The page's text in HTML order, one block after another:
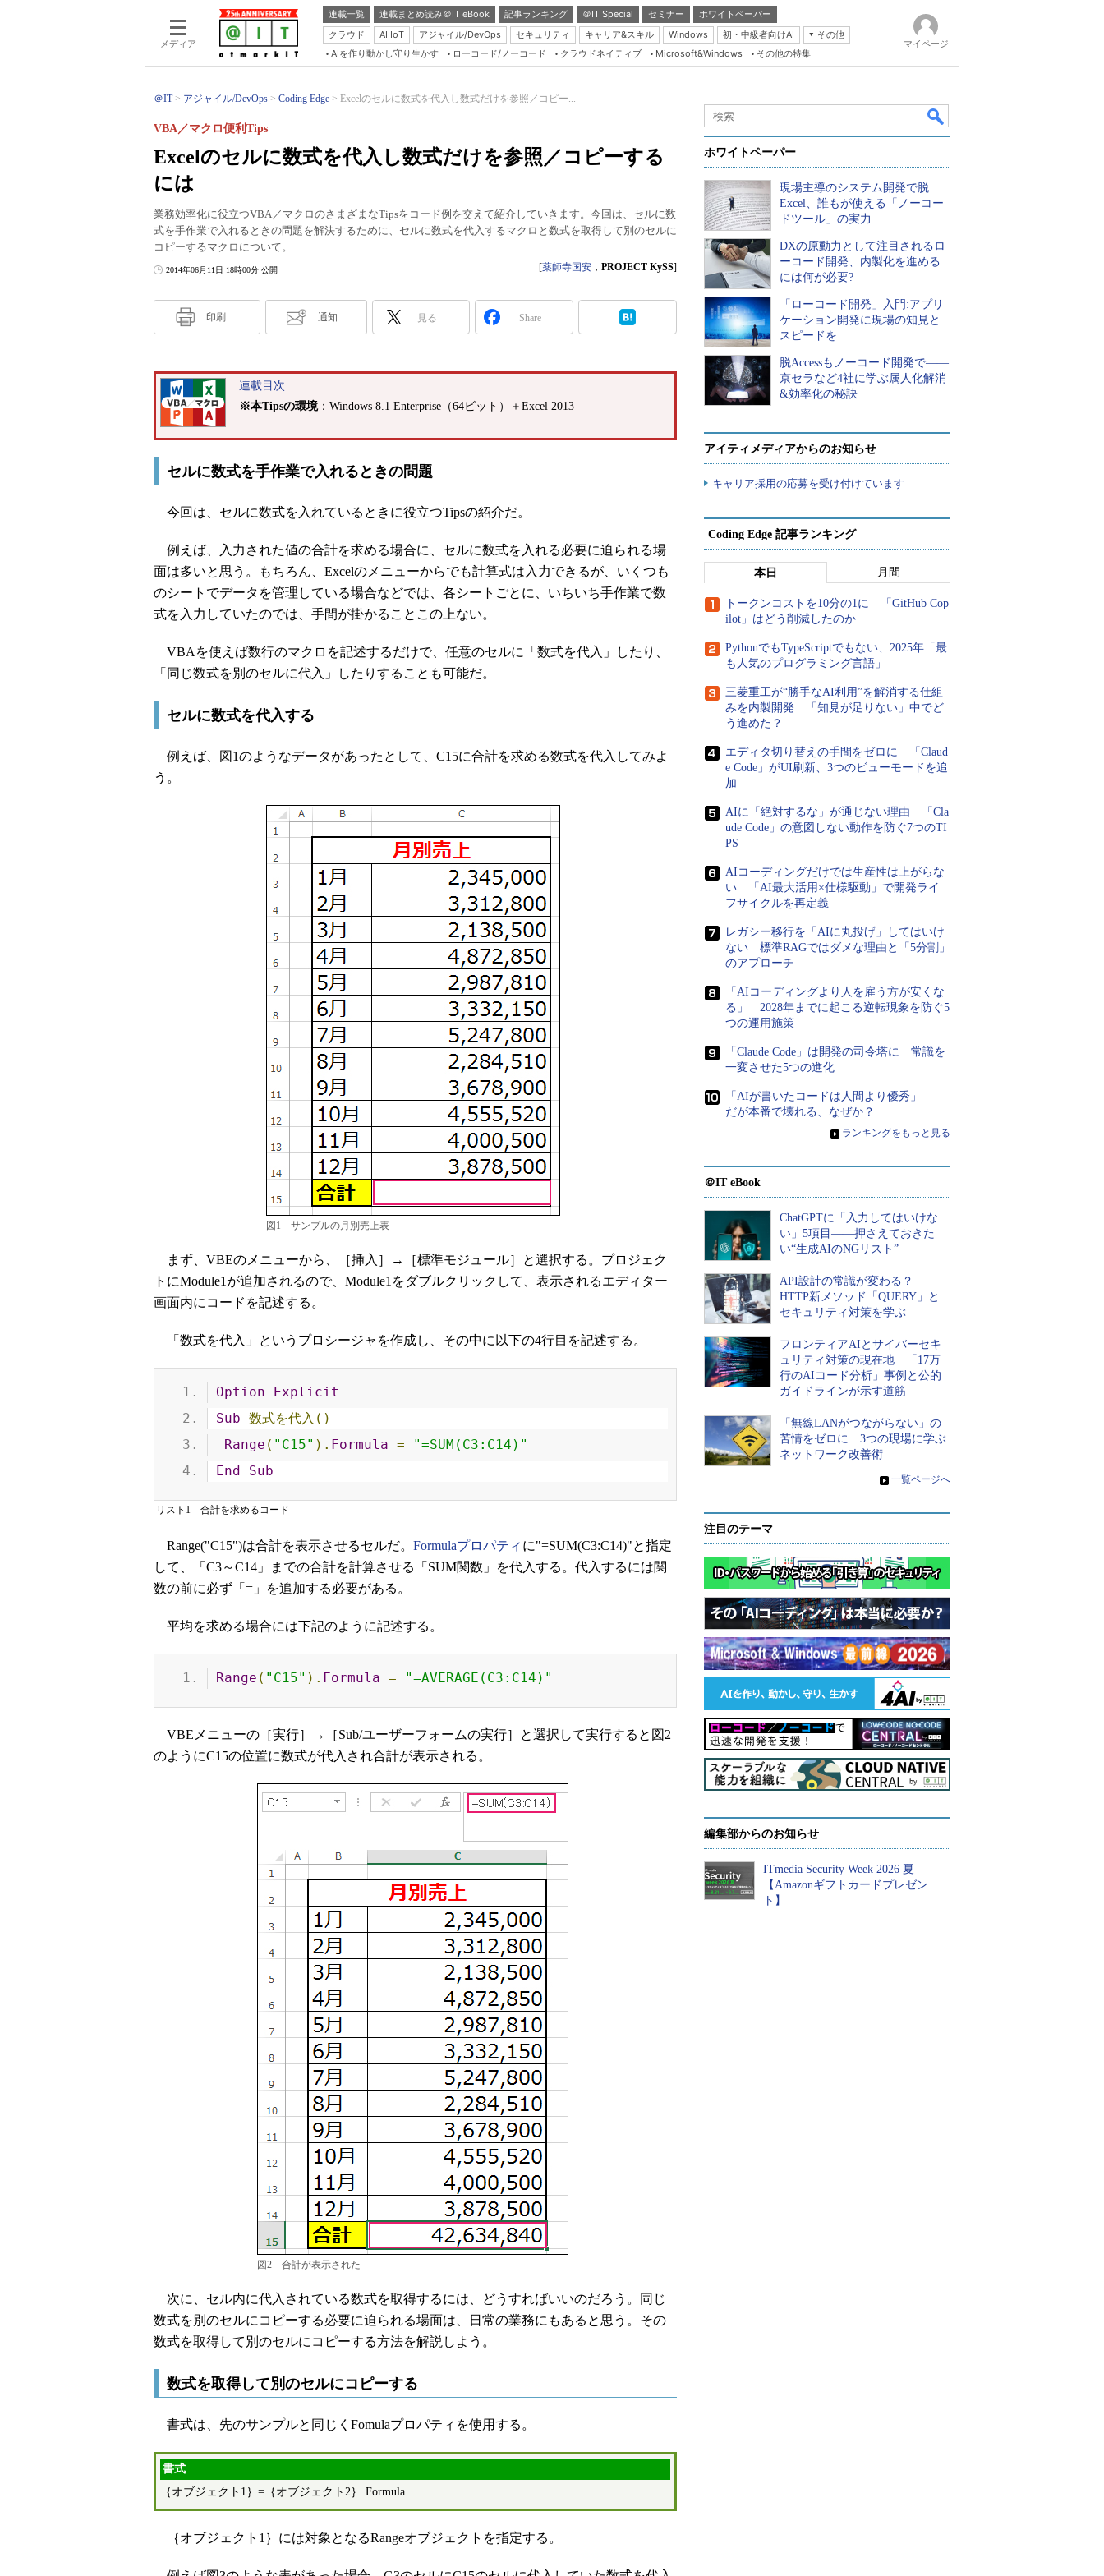
メディア
連載一覧 連載まとめ読み＠IT eBook 記事ランキング ＠IT Special セミナー
ホワイトペーパー
クラウド
AI IoT アジャイル/DevOps セキュリティ キャリア&スキル Windows 初・中級者向けAI
その他
Server & Storage
Java Agile
Database Expert
Linux ＆ OSS
Master of IP Network
Security & Trust
Test & Tools
AIを作り動かし守り生かす ローコード/ノーコード クラウドネイティブ Microsoft&Windows その他の特集
マイページ
＠IT アジャイル/DevOps Coding Edge Excelのセルに数式を代入し数式だけを参照／コピー...
Excelのセルに数式を代入し数式だけを参照／コピーする
には
VBA／マクロ便利Tips
業務効率化に役立つVBA／マクロのさまざまなTipsをコード例を交えて紹介していきます。今回は、セルに数
式を手作業で入れるときの問題を解決するために、セルに数式を代入するマクロと数式を取得して別のセルに
コピーするマクロについて。
2014年06月11日 18時00分 公開 [薬師寺国安 ， PROJECT KySS]
印刷 通知 見る Share
連載目次
※本Tipsの環境：Windows 8.1 Enterprise（64ビット）＋Excel 2013
セルに数式を手作業で入れるときの問題
今回は、セルに数式を入れているときに役立つTipsの紹介だ。
例えば、入力された値の合計を求める場合に、セルに数式を入れる必要に迫られる場
面は多いと思う。もちろん、Excelのメニューからでも計算式は入力できるが、いくつも
のシートでデータを管理している場合などでは、各シートごとに、いちいち手作業で数
式を入力していたのでは、手間が掛かることこの上ない。
VBAを使えば数行のマクロを記述するだけで、任意のセルに「数式を代入」したり、
「同じ数式を別のセルに代入」したりすることも可能だ。
セルに数式を代入する
例えば、図1のようなデータがあったとして、C15に合計を求める数式を代入してみよ
う。
図1 サンプルの月別売上表
まず、VBEのメニューから、［挿入］→［標準モジュール］と選択する。プロジェク
トにModule1が追加されるので、Module1をダブルクリックして、表示されるエディター
画面内にコードを記述する。
「数式を代入」というプロシージャを作成し、その中に以下の4行目を記述する。
Option
Explicit
Sub 数式を代入()
Range ( "C15" ). Formula =
"=SUM(C3:C14)"
End
Sub
リスト1 合計を求めるコード
Range("C15")は合計を表示させるセルだ。 Formulaプロパティ に"=SUM(C3:C14)"と指定
して、「C3～C14」までの合計を計算させる「SUM関数」を代入する。代入するには関
数の前に必ず「=」を追加する必要がある。
平均を求める場合には下記のように記述する。
Range ( "C15" ). Formula = "=AVERAGE(C3:C14)"
VBEメニューの［実行］→［Sub/ユーザーフォームの実行］と選択して実行すると図2
のようにC15の位置に数式が代入され合計が表示される。
図2 合計が表示された
次に、セル内に代入されている数式を取得するには、どうすればいいのだろう。同じ
数式を別のセルにコピーする必要に迫られる場面は、日常の業務にもあると思う。その
数式を取得して別のセルにコピーする方法を解説しよう。
数式を取得して別のセルにコピーする
書式は、先のサンプルと同じくFomulaプロパティを使用する。
書式
｛オブジェクト1｝=｛オブジェクト2｝.Formula
｛オブジェクト1｝には対象となるRangeオブジェクトを指定する。
ホワイトペーパー
現場主導のシステム開発で脱
Excel、誰もが使える「ノーコー
ドツール」の実力
DXの原動力として注目されるロ
ーコード開発、内製化を進める
には何が必要?
「ローコード開発」入門:アプリ
ケーション開発に現場の知見と
スピードを
脱Accessもノーコード開発で――
京セラなど4社に学ぶ属人化解消
&効率化の秘訣
アイティメディアからのお知らせ
キャリア採用の応募を受け付けています
Coding Edge 記事ランキング
本日 月間
トークンコストを10分の1に 「GitHub Cop
ilot」はどう削減したのか
PythonでもTypeScriptでもない、2025年「最
も人気のプログラミング言語」
三菱重工が“勝手なAI利用”を解消する仕組
みを内製開発 「知見が足りない」中でど
う進めた？
エディタ切り替えの手間をゼロに 「Claud
e Code」がUI刷新、3つのビューモードを追
加
AIに「絶対するな」が通じない理由 「Cla
ude Code」の意図しない動作を防ぐ7つのTI
PS
AIコーディングだけでは生産性は上がらな
い 「AI最大活用×仕様駆動」で開発ライ
フサイクルを再定義
レガシー移行を「AIに丸投げ」してはいけ
ない 標準RAGではダメな理由と「5分割」
のアプローチ
「AIコーディングより人を雇う方が安くな
る」 2028年までに起こる逆転現象を防ぐ5
つの運用施策
「Claude Code」は開発の司令塔に 常識を
一変させた5つの進化
「AIが書いたコードは人間より優秀」――
だが本番で壊れる、なぜか？
» ランキングをもっと見る
＠IT eBook
ChatGPTに「入力してはいけな
い」5項目――押さえておきた
い“生成AIのNGリスト”
API設計の常識が変わる？
HTTP新メソッド「QUERY」と
セキュリティ対策を学ぶ
フロンティアAIとサイバーセキ
ュリティ対策の現在地 「17万
行のAIコード分析」事例と公的
ガイドラインが示す道筋
「無線LANがつながらない」の
苦情をゼロに 3つの現場に学ぶ
ネットワーク改善術
» 一覧ページへ
注目のテーマ
編集部からのお知らせ
ITmedia Security Week 2026 夏
【Amazonギフトカードプレゼン
ト】